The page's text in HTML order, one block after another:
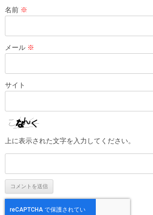
名前 ※
メール ※
サイト
上に表示された文字を入力してください。